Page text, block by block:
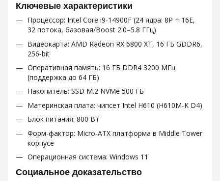
Ключевые характеристики
Процессор: Intel Core i9‑14900F (24 ядра: 8P + 16E,
32 потока, базовая/Boost 2.0–5.8 ГГц)
Видеокарта: AMD Radeon RX 6800 XT, 16 ГБ GDDR6,
256‑bit
Оперативная память: 16 ГБ DDR4 3200 МГц
(поддержка до 64 ГБ)
Накопитель: SSD M.2 NVMe 500 ГБ
Материнская плата: чипсет Intel H610 (H610M‑K D4)
Блок питания: 800 Вт
Форм-фактор: Micro‑ATX платформа в Middle Tower
корпусе
Операционная система: Windows 11
Социальное доказательство